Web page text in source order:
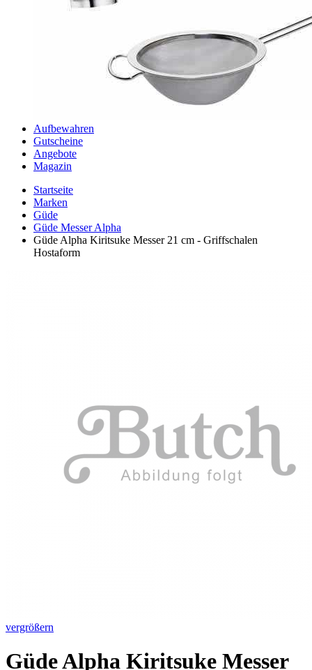
Aufbewahren
Gutscheine
Angebote
Magazin
Startseite
Marken
Güde
Güde Messer Alpha
Güde Alpha Kiritsuke Messer 21 cm - Griffschalen
Hostaform
vergrößern
Güde Alpha Kiritsuke Messer